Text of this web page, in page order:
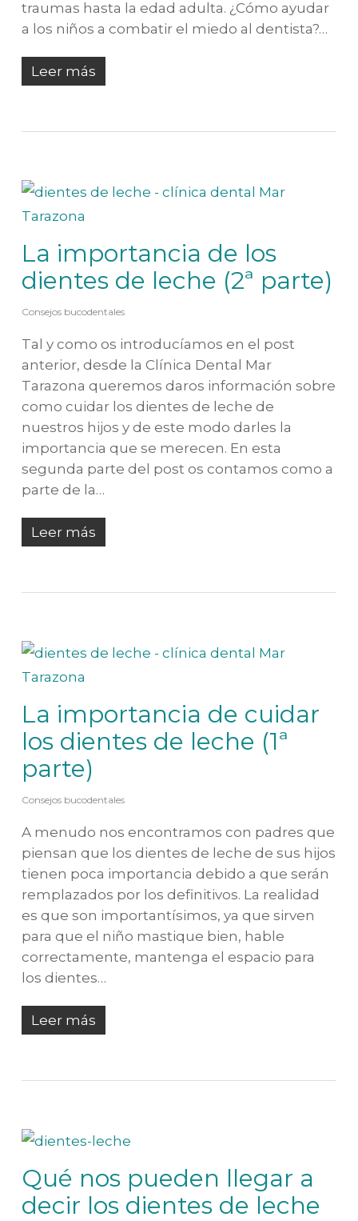
traumas hasta la edad adulta. ¿Cómo ayudar
a los niños a combatir el miedo al dentista?…
Leer más
La importancia de los
dientes de leche (2ª parte)
Consejos bucodentales
Tal y como os introducíamos en el post
anterior, desde la Clínica Dental Mar
Tarazona queremos daros información sobre
como cuidar los dientes de leche de
nuestros hijos y de este modo darles la
importancia que se merecen. En esta
segunda parte del post os contamos como a
parte de la…
Leer más
La importancia de cuidar
los dientes de leche (1ª
parte)
Consejos bucodentales
A menudo nos encontramos con padres que
piensan que los dientes de leche de sus hijos
tienen poca importancia debido a que serán
remplazados por los definitivos. La realidad
es que son importantísimos, ya que sirven
para que el niño mastique bien, hable
correctamente, mantenga el espacio para
los dientes…
Leer más
Qué nos pueden llegar a
decir los dientes de leche